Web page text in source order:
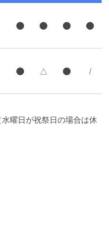
△ /
曜日が祝祭日の場合は休